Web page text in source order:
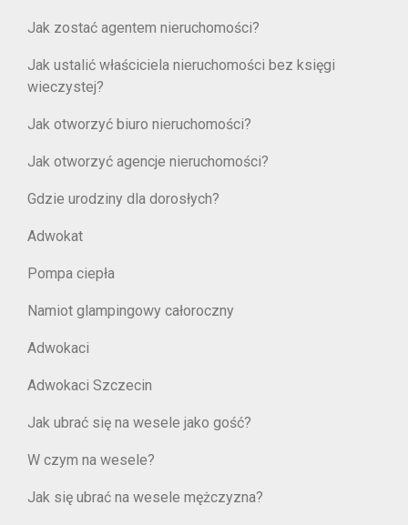
Jak zostać agentem nieruchomości?
Jak ustalić właściciela nieruchomości bez księgi
wieczystej?
Jak otworzyć biuro nieruchomości?
Jak otworzyć agencje nieruchomości?
Gdzie urodziny dla dorosłych?
Adwokat
Pompa ciepła
Namiot glampingowy całoroczny
Adwokaci
Adwokaci Szczecin
Jak ubrać się na wesele jako gość?
W czym na wesele?
Jak się ubrać na wesele mężczyzna?